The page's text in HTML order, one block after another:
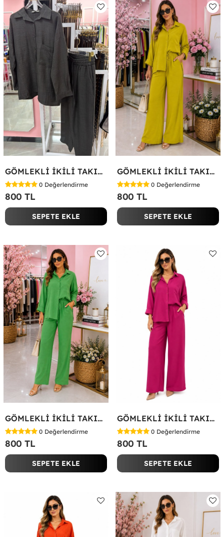
GÖMLEKLİ İKİLİ TAKIM Siyah
0 Değerlendirme
800 TL
SEPETE EKLE
GÖMLEKLİ İKİLİ TAKIM Yağ Yeşili
0 Değerlendirme
800 TL
SEPETE EKLE
GÖMLEKLİ İKİLİ TAKIM Koyu Yeşil
0 Değerlendirme
800 TL
SEPETE EKLE
GÖMLEKLİ İKİLİ TAKIM Fuşya
0 Değerlendirme
800 TL
SEPETE EKLE